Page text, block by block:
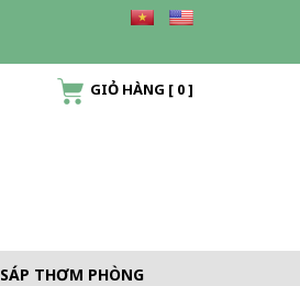
GIỎ HÀNG [ 0]
SÁP THƠM PHÒNG